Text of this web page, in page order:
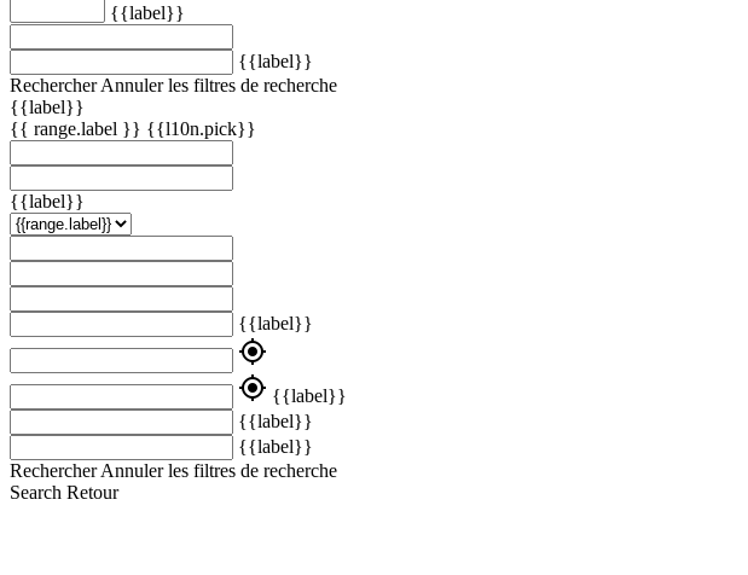
{{label}}
{{label}}
Rechercher Annuler les filtres de recherche
{{label}}
{{ range.label }} {{l10n.pick}}
{{label}}
{{label}}
my_location
my_location {{label}}
{{label}}
{{label}}
Rechercher Annuler les filtres de recherche
Search Retour